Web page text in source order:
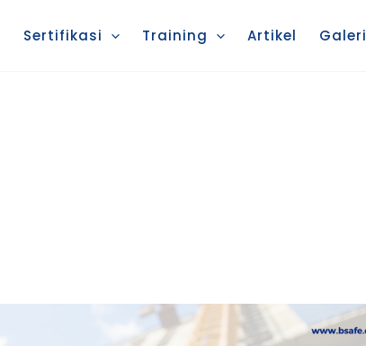
Sertifikasi Training Artikel Galeri